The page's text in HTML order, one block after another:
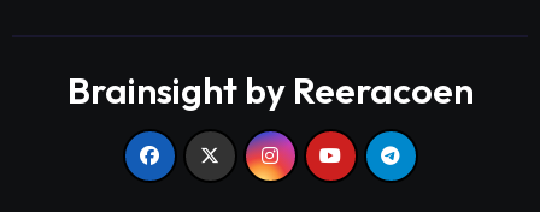
Brainsight by Reeracoen